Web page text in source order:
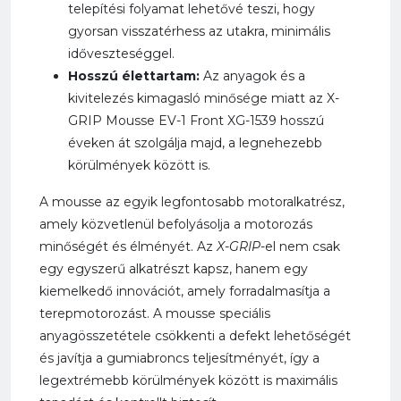
telepítési folyamat lehetővé teszi, hogy
gyorsan visszatérhess az utakra, minimális
időveszteséggel.
Hosszú élettartam: Az anyagok és a
kivitelezés kimagasló minősége miatt az X-
GRIP Mousse EV-1 Front XG-1539 hosszú
éveken át szolgálja majd, a legnehezebb
körülmények között is.
A mousse az egyik legfontosabb motoralkatrész,
amely közvetlenül befolyásolja a motorozás
minőségét és élményét. AzX-GRIP-el nem csak
egy egyszerű alkatrészt kapsz, hanem egy
kiemelkedő innovációt, amely forradalmasítja a
terepmotorozást. A mousse speciális
anyagösszetétele csökkenti a defekt lehetőségét
és javítja a gumiabroncs teljesítményét, így a
legextrémebb körülmények között is maximális